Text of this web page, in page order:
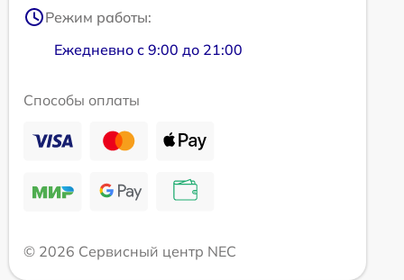
Режим работы:
Ежедневно с 9:00 до 21:00
Способы оплаты
© 2026 Сервисный центр NEC